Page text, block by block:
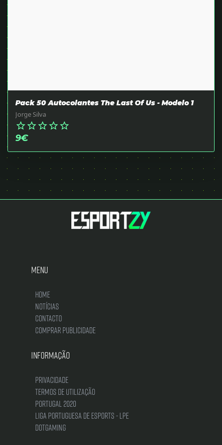
Pack 50 Autocolantes The Last Of Us - Modelo 1
Jorge Silva
star_borderstar_borderstar_borderstar_borderstar_border
9€
Menu
Home
Notícias
Contacto
Comprar Publicidade
Informação
Privacidade
Termos de Utilização
Portugal 2020
Liga Portuguesa de Esports - LPE
DotGaming